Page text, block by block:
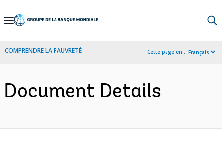
Skip
Navigation
COMPRENDRE LA PAUVRETÉ Cette page en : Français
Document Details